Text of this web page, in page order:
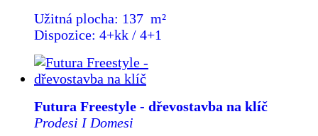
Užitná plocha: 137 m²
Dispozice: 4+kk / 4+1
Futura Freestyle - dřevostavba na klíč
Prodesi I Domesi